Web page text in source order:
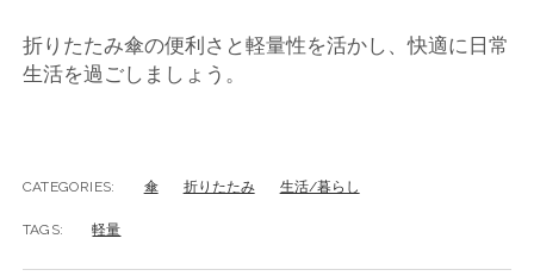
折りたたみ傘の便利さと軽量性を活かし、快適に日常
生活を過ごしましょう。
CATEGORIES: 傘 折りたたみ 生活/暮らし
TAGS: 軽量